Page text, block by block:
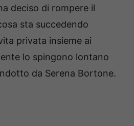
deciso di rompere il
sta succedendo
privata insieme ai
lo spingono lontano
da Serena Bortone.